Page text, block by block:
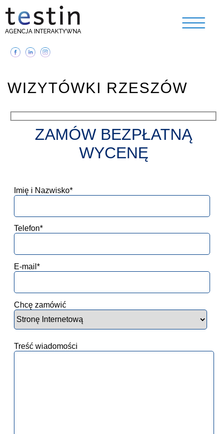
AGENCJA INTERAKTYWNA
WIZYTÓWKI RZESZÓW
ZAMÓW BEZPŁATNĄ
WYCENĘ
Imię i Nazwisko*
Telefon*
E-mail*
Chcę zamówić
Treść wiadomości